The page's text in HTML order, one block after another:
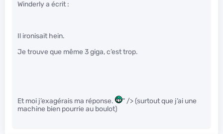
Winderly a écrit :
Il ironisait hein.
Je trouve que même 3 giga, c’est trop.
Et moi j’exagérais ma réponse.
" /> (surtout que j’ai une
machine bien pourrie au boulot)